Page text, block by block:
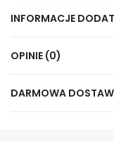
INFORMACJE
OPINIE (0)
DARMOWA